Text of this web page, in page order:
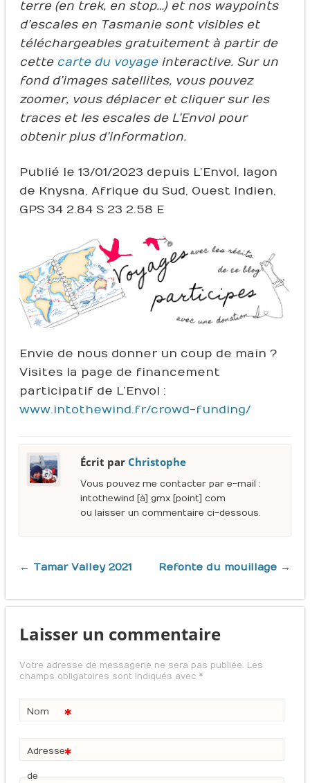
terre (en trek, en stop…) et nos waypoints
d’escales en Tasmanie sont visibles et
téléchargeables gratuitement à partir de
cette carte du voyageinteractive. Sur un
fond d’images satellites, vous pouvez
zoomer, vous déplacer et cliquer sur les
traces et les escales de L’Envol pour
obtenir plus d’information.
Publié le 13/01/2023 depuis L’Envol, lagon
de Knysna, Afrique du Sud, Ouest Indien,
GPS 34 2.84 S 23 2.58 E
Envie de nous donner un coup de main ?
Visites la page de financement
participatif de L’Envol :
www.intothewind.fr/crowd-funding/
Écrit par Christophe
Vous pouvez me contacter par e-mail :
intothewind [à] gmx [point] com
ou laisser un commentaire ci-dessous.
← Tamar Valley 2021 Refonte du mouillage →
Laisser un commentaire
Votre adresse de messagerie ne sera pas publiée. Les
champs obligatoires sont indiqués avec *
Nom *
Adresse
de
*